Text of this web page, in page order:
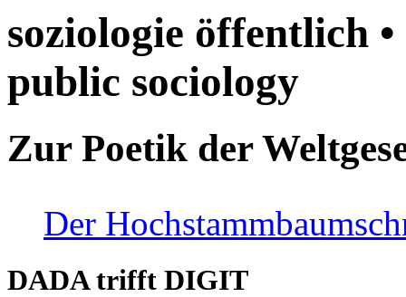
soziologie öffentlich
public sociology
Zur Poetik der
Der
DADA trifft DIGIT